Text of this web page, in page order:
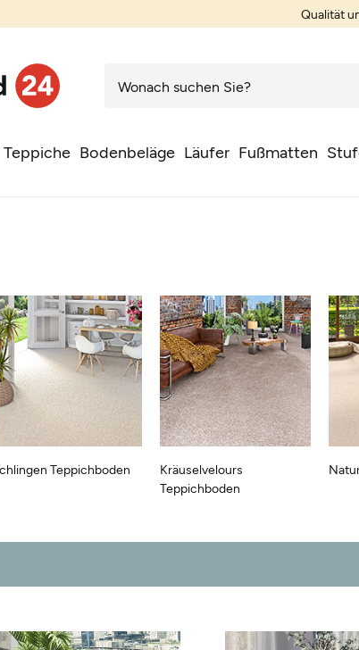
Qualität
Teppiche Bodenbeläge Läufer Fußmatten
Teppichboden
Kräuselvelours
Teppichboden